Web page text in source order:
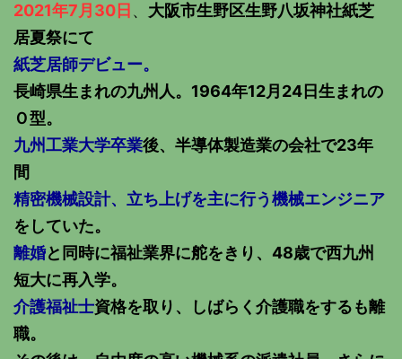
2021年7月30日 、 大阪市生野区生野八坂神社紙芝
居夏祭にて
紙芝居師デビュー。
長崎県生まれの九州人。1964年12月24日生まれの
Ｏ型。
九州工業大学卒業後、半導体製造業の会社で23年
間
精密機械設計、立ち上げを主に行う機械エンジニア
をしていた。
離婚と同時に福祉業界に舵をきり、48歳で西九州
短大に再入学。
介護福祉士資格を取り、しばらく介護職をするも離
職。